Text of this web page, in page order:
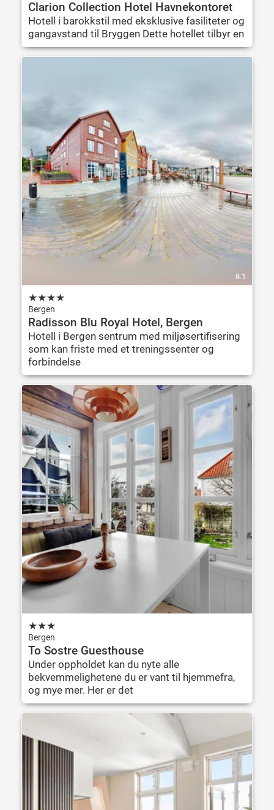
Clarion Collection Hotel Havnekontoret
Hotell i barokkstil med eksklusive fasiliteter og
gangavstand til Bryggen Dette hotellet tilbyr en
8.1
★★★★
Bergen
Radisson Blu Royal Hotel, Bergen
Hotell i Bergen sentrum med miljøsertifisering
som kan friste med et treningssenter og
forbindelse
★★★
Bergen
To Sostre Guesthouse
Under oppholdet kan du nyte alle
bekvemmelighetene du er vant til hjemmefra,
og mye mer. Her er det